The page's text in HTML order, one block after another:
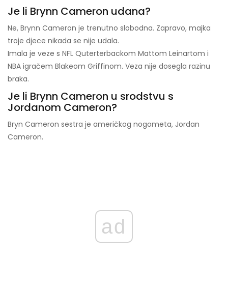
Je li Brynn Cameron udana?
Ne, Brynn Cameron je trenutno slobodna. Zapravo, majka
troje djece nikada se nije udala.
Imala je veze s NFL Quterterbackom Mattom Leinartom i
NBA igračem Blakeom Griffinom. Veza nije dosegla razinu
braka.
Je li Brynn Cameron u srodstvu s
Jordanom Cameron?
Bryn Cameron sestra je američkog nogometa, Jordan
Cameron.
ad